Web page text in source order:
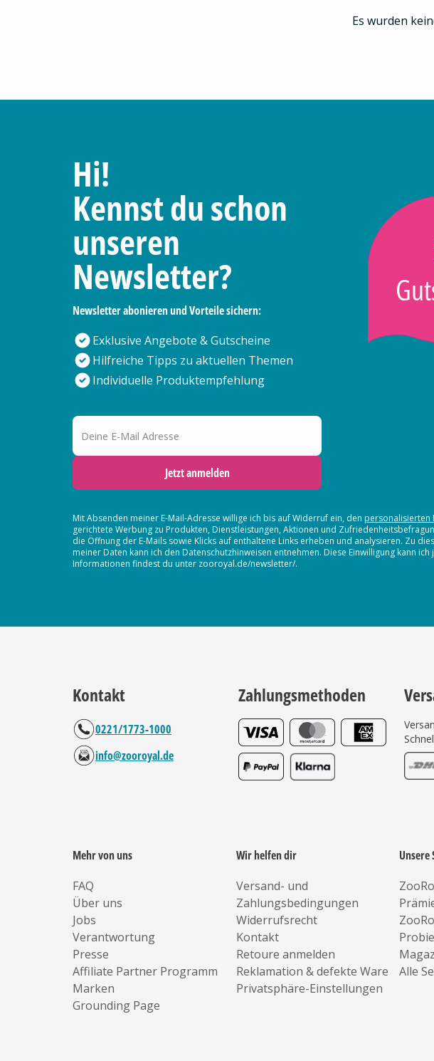
Es wurden
Hi!
Kennst du schon
unseren
Newsletter?
Newsletter abonieren und Vorteile sichern:
Exklusive Angebote & Gutscheine
Hilfreiche Tipps zu aktuellen Themen
Individuelle Produktempfehlung
Deine E-Mail Adresse
Jetzt anmelden
Mit Absenden meiner E-Mail-Adresse willige ich bis auf Widerruf ein, den personalisierten
gerichtete Werbung zu Produkten, Dienstleistungen, Aktionen und
die Öffnung der E-Mails sowie Klicks auf enthaltene Links erheben und analysieren. Zu
meiner Daten kann ich den Datenschutzhinweisen entnehmen. Diese Einwilligung kann
Informationen findest du unter zooroyal.de/newsletter/.
Kontakt
0221/1773-1000
info@zooroyal.de
Zahlungsmethoden
Mehr von uns
FAQ
Über uns
Jobs
Verantwortung
Presse
Affiliate Partner Programm
Marken
Grounding Page
Wir helfen dir
Versand- und
Zahlungsbedingungen
Widerrufsrecht
Kontakt
Retoure anmelden
Reklamation & defekte Ware
Privatsphäre-Einstellungen
Unsere
Alle